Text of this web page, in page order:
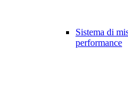
Sistema di
performance